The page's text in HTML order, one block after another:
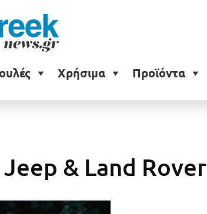
Χρήσιμα Προϊόντα
& Land Rover